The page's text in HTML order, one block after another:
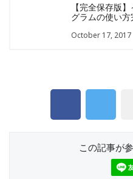
【完全保存版
グラムの使い
October 17, 2017
この記事が